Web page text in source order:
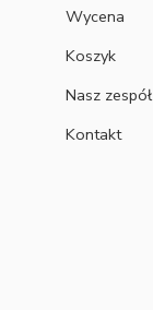
Wycena
Koszyk
Nasz zespół
Kontakt